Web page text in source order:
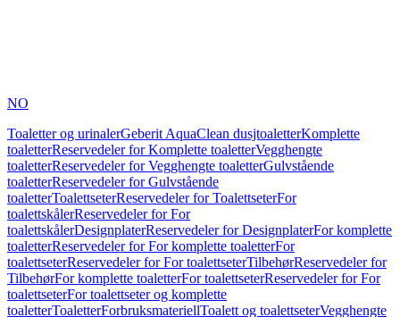
NO
Toaletter og urinalerGeberit AquaClean dusjtoaletterKomplette
toaletterReservedeler for Komplette toaletterVegghengte
toaletterReservedeler for Vegghengte toaletterGulvstående
toaletterReservedeler for Gulvstående
toaletterToalettseterReservedeler for ToalettseterFor
toalettskålerReservedeler for For
toalettskålerDesignplaterReservedeler for DesignplaterFor komplette
toaletterReservedeler for For komplette toaletterFor
toalettseterReservedeler for For toalettseterTilbehørReservedeler for
TilbehørFor komplette toaletterFor toalettseterReservedeler for For
toalettseterFor toalettseter og komplette
toaletterToaletterForbruksmateriellToalett og toalettseterVegghengte